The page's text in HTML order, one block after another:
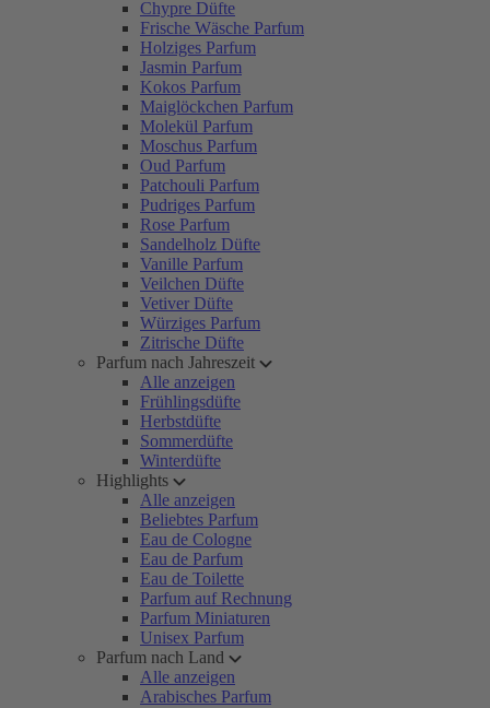
Chypre Düfte
Frische Wäsche Parfum
Holziges Parfum
Jasmin Parfum
Kokos Parfum
Maiglöckchen Parfum
Molekül Parfum
Moschus Parfum
Oud Parfum
Patchouli Parfum
Pudriges Parfum
Rose Parfum
Sandelholz Düfte
Vanille Parfum
Veilchen Düfte
Vetiver Düfte
Würziges Parfum
Zitrische Düfte
Parfum nach Jahreszeit
Alle anzeigen
Frühlingsdüfte
Herbstdüfte
Sommerdüfte
Winterdüfte
Highlights
Alle anzeigen
Beliebtes Parfum
Eau de Cologne
Eau de Parfum
Eau de Toilette
Parfum auf Rechnung
Parfum Miniaturen
Unisex Parfum
Parfum nach Land
Alle anzeigen
Arabisches Parfum